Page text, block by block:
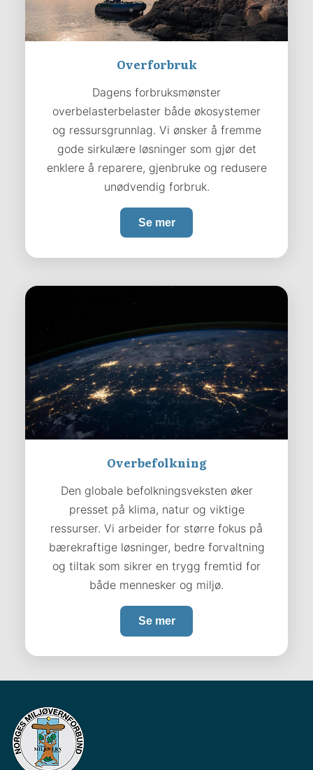
Overforbruk
Dagens forbruksmønster
overbelasterbelaster både økosystemer
og ressursgrunnlag. Vi ønsker å fremme
gode sirkulære løsninger som gjør det
enklere å reparere, gjenbruke og redusere
unødvendig forbruk.
Se mer
Overbefolkning
Den globale befolkningsveksten øker
presset på klima, natur og viktige
ressurser. Vi arbeider for større fokus på
bærekraftige løsninger, bedre forvaltning
og tiltak som sikrer en trygg fremtid for
både mennesker og miljø.
Se mer